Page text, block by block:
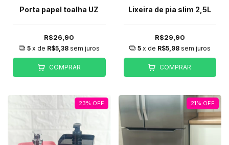
Porta papel toalha UZ
R$26,90
5 x de R$5,38 sem juros
COMPRAR
Lixeira de pia slim 2,5L
R$29,90
5 x de R$5,98 sem juros
COMPRAR
23% OFF 21% OFF